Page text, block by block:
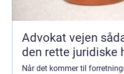
Advokat vejen sådan finder du
den rette juridiske
Når det kommer til